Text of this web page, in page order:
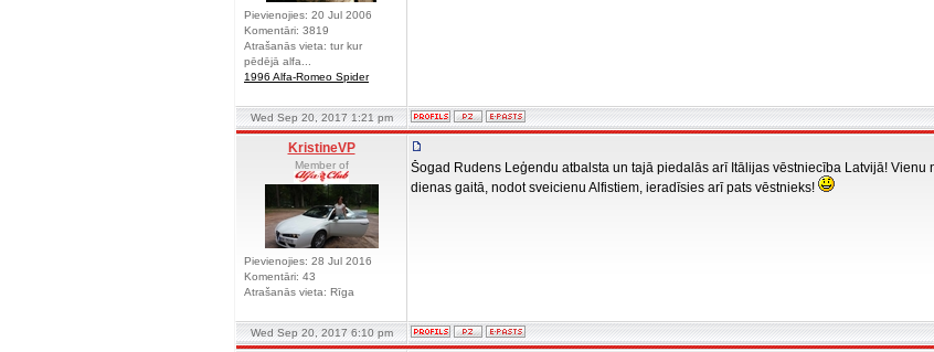
Pievienojies: 20 Jul 2006
Komentāri: 3819
Atrašanās vieta: tur kur
pēdējā alfa...
1996 Alfa-Romeo Spider
Wed Sep 20, 2017 1:21 pm
KristineVP
Member of
Pievienojies: 28 Jul 2016
Komentāri: 43
Atrašanās vieta: Rīga
Šogad Rudens Leģendu atbalsta un tajā piedalās arī Itālijas vēstniecība Latvijā!
dienas gaitā, nodot sveicienu Alfistiem, ieradīsies arī pats vēstnieks!
Wed Sep 20, 2017 6:10 pm